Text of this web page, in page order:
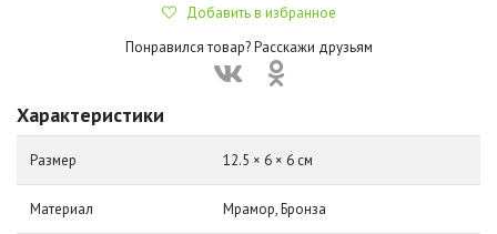
Добавить в избранное
Понравился товар? Расскажи друзьям
Характеристики
Размер 12.5 × 6 × 6 см
Материал Мрамор, Бронза